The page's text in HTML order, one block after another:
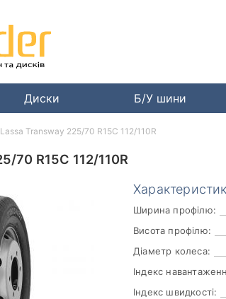
Диски Б/У шини
70 R15C 112/110R
Ширина профілю:
Висота профілю:
Діаметр колеса:
Індекс
Індекс швидкості:
Lassa Transway 225/70 R15C 112/110R